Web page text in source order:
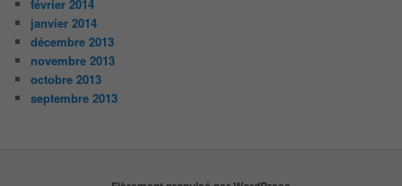
février 2014
janvier 2014
décembre 2013
novembre 2013
octobre 2013
septembre 2013